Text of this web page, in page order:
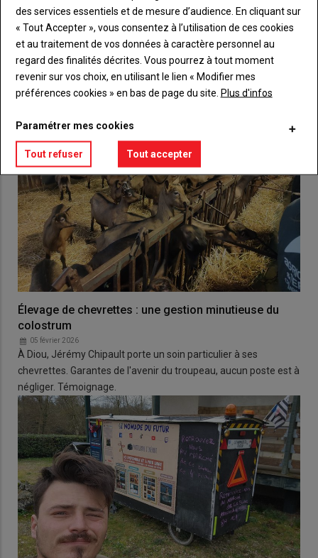
VOUS AIMEREZ AUSSI
Élevage de chevrettes : une gestion minutieuse du
colostrum
05 février 2026
À Diou, Jérémy Chipault porte un soin particulier à ses
chevrettes. Garantes de l'avenir du troupeau, aucun poste est à
négliger. Témoignage.
des services essentiels et de mesure d’audience. En cliquant sur
« Tout Accepter », vous consentez à l’utilisation de ces cookies
et au traitement de vos données à caractère personnel au
regard des finalités décrites. Vous pourrez à tout moment
revenir sur vos choix, en utilisant le lien « Modifier mes
préférences cookies » en bas de page du site. Plus d'infos
Paramétrer mes cookies
Tout refuser Tout accepter